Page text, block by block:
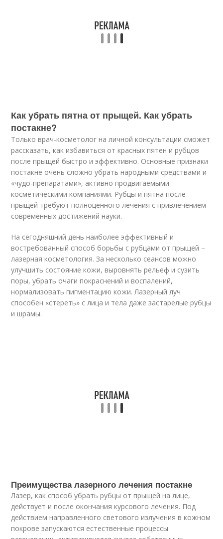
Как убрать пятна от прыщей. Как убрать
постакне?
Только врач-косметолог на личной консультации сможет
рассказать, как избавиться от красных пятен и рубцов
после прыщей быстро и эффективно. Основные признаки
постакне очень сложно убрать народными средствами и
«чудо-препаратами», активно продвигаемыми
косметическими компаниями. Рубцы и пятна после
прыщей требуют полноценного лечения с привлечением
современных достижений науки.
На сегодняшний день наиболее эффективный и
востребованный способ борьбы с рубцами от прыщей –
лазерная косметология. За несколько сеансов можно
улучшить состояние кожи, выровнять рельеф и сузить
поры, убрать очаги покраснений и воспалений,
нормализовать пигментацию кожи. Лазерный луч
способен «стереть» с лица и тела даже застарелые рубцы
и шрамы.
Преимущества лазерного лечения постакне
Лазер, как способ убрать рубцы от прыщей на лице,
действует и после окончания курсового лечения. Под
действием направленного светового излучения в кожном
покрове запускаются естественные процессы